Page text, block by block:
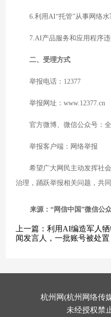
6.利用AI“托管”从事网络水
7.AI产品服务和应用程序
二、受理方式
举报电话：12377
举报网址：www.12377.cn
官方微博、微信公众号：
举报客户端：网络举报
希望广大网民主动发挥社
治理，踊跃举报相关问题，共
来源：“网信中国”微信
上一篇： 利用AI编造军人
闻发言人，一批账号被处置
杭州网(杭州网络传
未经授权禁